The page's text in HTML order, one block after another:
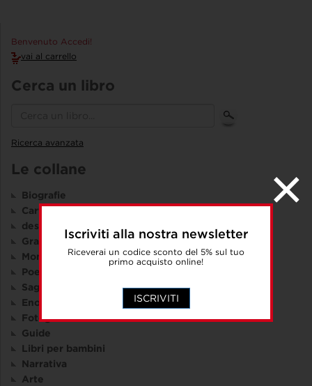
Iscriviti alla nostra newsletter
Riceverai un codice sconto del 5% sul tuo
primo acquisto online!
ISCRIVITI
Benvenuto Accedi!
vai al carrello
Cerca un libro
Ricerca avanzata
Le collane
Biografie
Cartografia
design e comunicazione visiva
Graphic Novel
Montagna
Poesia
Saggistica
Enogastronomia
Fotografia
Guide
Libri per bambini
Narrativa
Arte